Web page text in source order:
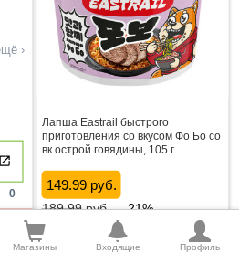
›
0
Лапша Еastrail быстрого
приготовления со вкусом Фо Бо со
вк острой говядины, 105 г
149.99 руб.
189.99руб. -21%
Вермишели и пюре
Магазины Входящие Профиль